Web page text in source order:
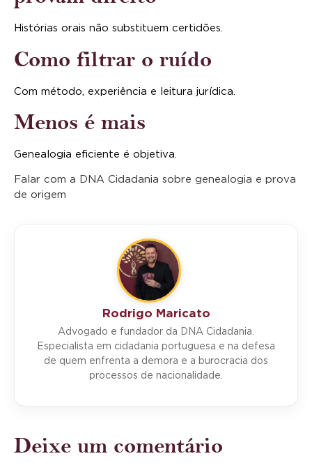
Histórias orais não substituem certidões.
Como filtrar o ruído
Com método, experiência e leitura jurídica.
Menos é mais
Genealogia eficiente é objetiva.
Falar com a DNA Cidadania sobre genealogia e prova
de origem
Rodrigo Maricato
Advogado e fundador da DNA Cidadania.
Especialista em cidadania portuguesa e na defesa
de quem enfrenta a demora e a burocracia dos
processos de nacionalidade.
Deixe um comentário